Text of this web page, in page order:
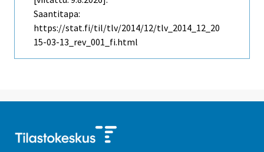
Saantitapa:
https://stat.fi/til/tlv/2014/12/tlv_2014_12_20
15-03-13_rev_001_fi.html